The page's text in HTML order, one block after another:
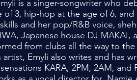
is a singer-songwriter who
3, hip-hop at the age of 6, and
and her pop/R&B voice, she
Japanese house DJ MAKAI,
from clubs all the way to the
Emyli also writes and has
sensations KARA, 2PM, 2AM, and